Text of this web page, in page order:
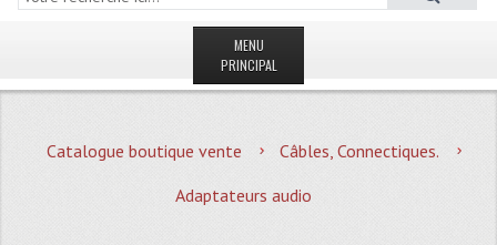
MENU
PRINCIPAL
MAGASIN
Quoi De Neuf?
Catalogue boutique vente
Câbles, Connectiques.
Adaptateurs audio